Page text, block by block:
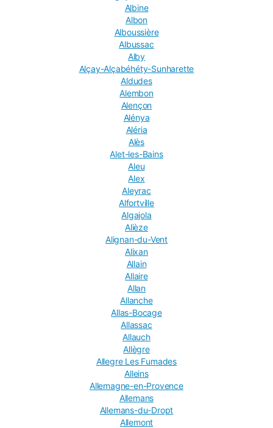
Albine
Albon
Alboussière
Albussac
Alby
Alçay-Alçabéhéty-Sunharette
Aldudes
Alembon
Alençon
Alénya
Aléria
Alès
Alet-les-Bains
Aleu
Alex
Aleyrac
Alfortville
Algajola
Alièze
Alignan-du-Vent
Alixan
Allain
Allaire
Allan
Allanche
Allas-Bocage
Allassac
Allauch
Allègre
Allegre Les Fumades
Alleins
Allemagne-en-Provence
Allemans
Allemans-du-Dropt
Allemont